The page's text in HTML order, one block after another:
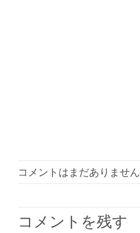
コメントはまだありません
コメントを残す